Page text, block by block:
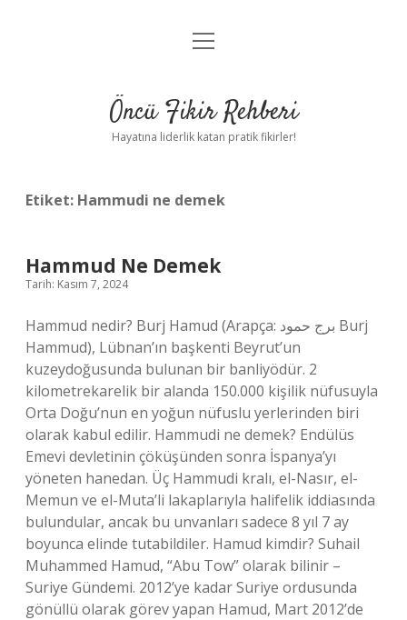
Anasayfa
Yasal Uyarı
menüyü
Öncü Fikir Rehberi
Hayatına liderlik katan pratik fikirler!
Etiket: Hammudi ne demek
Hammud Ne Demek
Tarih: Kasım 7, 2024
Hammud nedir? Burj Hamud (Arapça: برج حمود Burj
Hammud), Lübnan’ın başkenti Beyrut’un
kuzeydoğusunda bulunan bir banliyödür. 2
kilometrekarelik bir alanda 150.000 kişilik nüfusuyla
Orta Doğu’nun en yoğun nüfuslu yerlerinden biri
olarak kabul edilir. Hammudi ne demek? Endülüs
Emevi devletinin çöküşünden sonra İspanya’yı
yöneten hanedan. Üç Hammudi kralı, el-Nasır, el-
Memun ve el-Muta’li lakaplarıyla halifelik iddiasında
bulundular, ancak bu unvanları sadece 8 yıl 7 ay
boyunca elinde tutabildiler. Hamud kimdir? Suhail
Muhammed Hamud, “Abu Tow” olarak bilinir –
Suriye Gündemi. 2012’ye kadar Suriye ordusunda
gönüllü olarak görev yapan Hamud, Mart 2012’de